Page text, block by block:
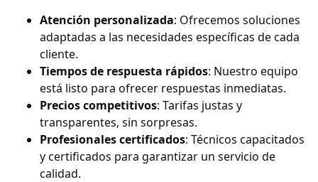
Atención personalizada: Ofrecemos soluciones
adaptadas a las necesidades específicas de cada
cliente.
Tiempos de respuesta rápidos: Nuestro equipo
está listo para ofrecer respuestas inmediatas.
Precios competitivos: Tarifas justas y
transparentes, sin sorpresas.
Profesionales certificados: Técnicos capacitados
y certificados para garantizar un servicio de
calidad.